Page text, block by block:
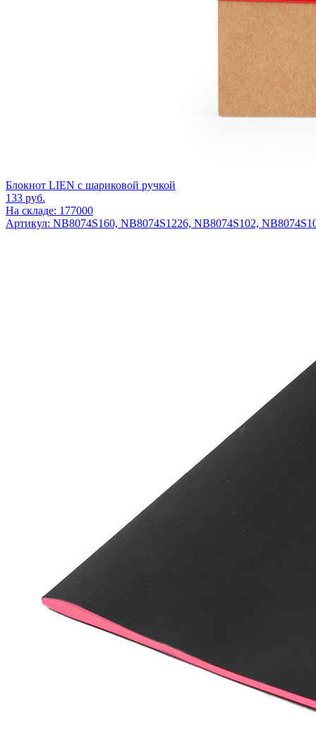
Блокнот LIEN с шариковой ручкой
133 руб.
На складе: 177000
Артикул: NB8074S160, NB8074S1226, NB8074S102,